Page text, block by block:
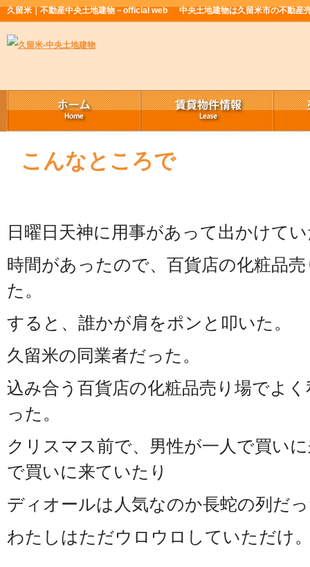
久留米｜不動産中央土地建物－official web 中央土地建物は久留米市の不動産
こんなところで
日曜日天神に用事があって出かけて
時間があったので、百貨店の化粧品
た。
すると、誰かが肩をポンと叩いた。
久留米の同業者だった。
込み合う百貨店の化粧品売り場でよ
った。
クリスマス前で、男性が一人で買い
で買いに来ていたり
ディオールは人気なのか長蛇の列だ
わたしはただウロウロしていただけ